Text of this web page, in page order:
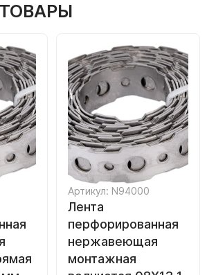
Артикул: N94000
Лента
перфорированная
нержавеющая
монтажная